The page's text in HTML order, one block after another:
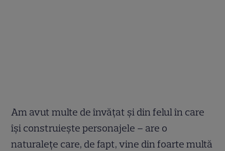
Am avut multe de învățat și din felul în care
își construiește personajele – are o
naturalețe care, de fapt, vine din foarte multă